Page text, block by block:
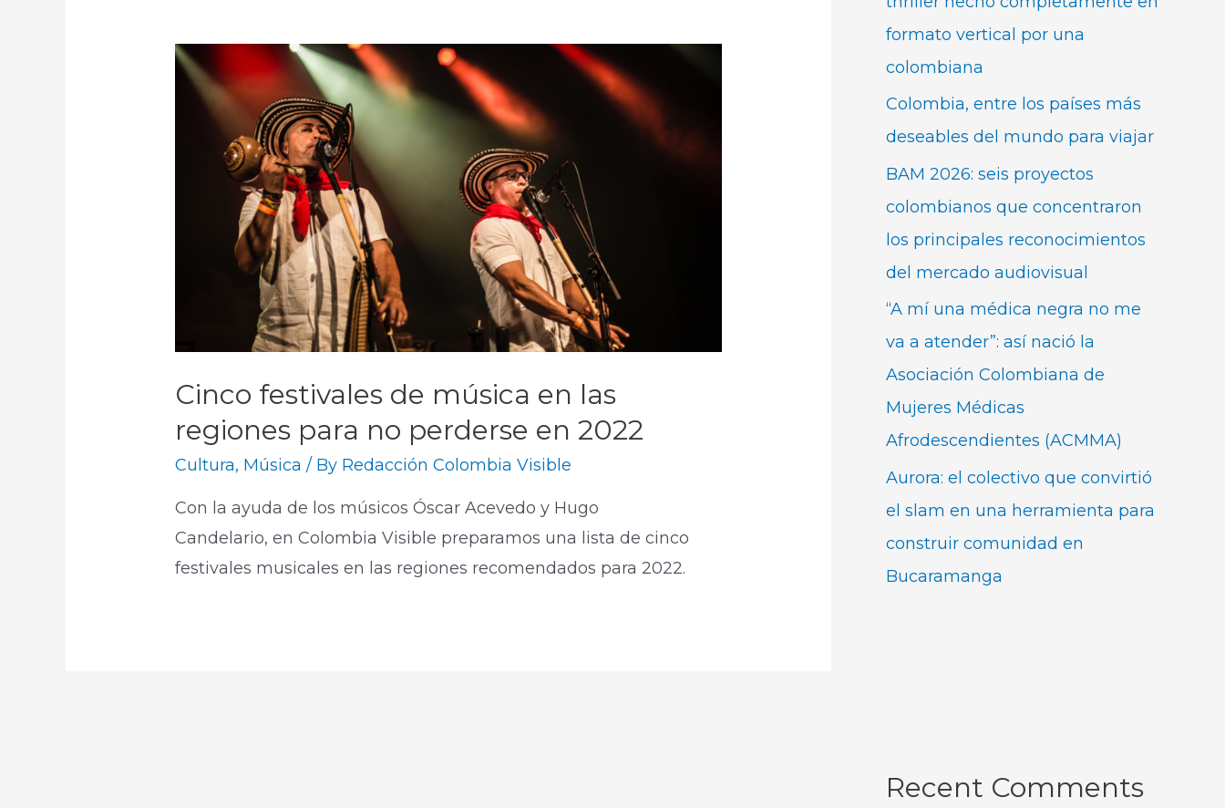
Cinco festivales de música en las
regiones para no perderse en 2022
Cultura, Música / By Redacción Colombia Visible
Con la ayuda de los músicos Óscar Acevedo y Hugo
Candelario, en Colombia Visible preparamos una lista de cinco
festivales musicales en las regiones recomendados para 2022.
formato vertical por una
colombiana
Colombia, entre los países más
deseables del mundo para viajar
BAM 2026: seis proyectos
colombianos que concentraron
los principales reconocimientos
del mercado audiovisual
“A mí una médica negra no me
va a atender”: así nació la
Asociación Colombiana de
Mujeres Médicas
Afrodescendientes (ACMMA)
Aurora: el colectivo que convirtió
el slam en una herramienta para
construir comunidad en
Bucaramanga
Recent Comments